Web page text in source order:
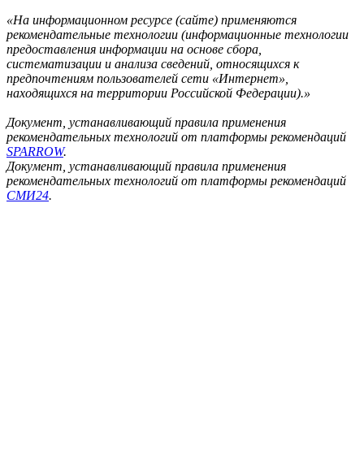
«На информационном ресурсе (сайте) применяются
рекомендательные технологии (информационные технологии
предоставления информации на основе сбора,
систематизации и анализа сведений, относящихся к
предпочтениям пользователей сети «Интернет»,
находящихся на территории Российской Федерации).»
Документ, устанавливающий правила применения
рекомендательных технологий от платформы рекомендаций
SPARROW.
Документ, устанавливающий правила применения
рекомендательных технологий от платформы рекомендаций
СМИ24.